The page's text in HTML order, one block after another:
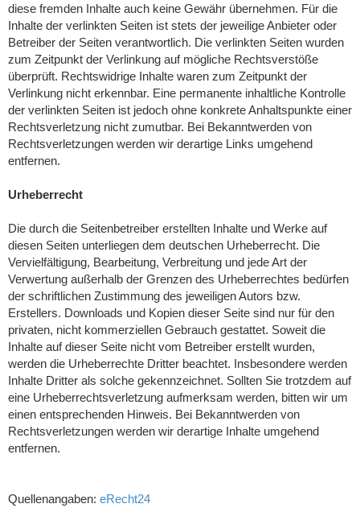
diese fremden Inhalte auch keine Gewähr übernehmen. Für die
Inhalte der verlinkten Seiten ist stets der jeweilige Anbieter oder
Betreiber der Seiten verantwortlich. Die verlinkten Seiten wurden
zum Zeitpunkt der Verlinkung auf mögliche Rechtsverstöße
überprüft. Rechtswidrige Inhalte waren zum Zeitpunkt der
Verlinkung nicht erkennbar. Eine permanente inhaltliche Kontrolle
der verlinkten Seiten ist jedoch ohne konkrete Anhaltspunkte einer
Rechtsverletzung nicht zumutbar. Bei Bekanntwerden von
Rechtsverletzungen werden wir derartige Links umgehend
entfernen.
Urheberrecht
Die durch die Seitenbetreiber erstellten Inhalte und Werke auf
diesen Seiten unterliegen dem deutschen Urheberrecht. Die
Vervielfältigung, Bearbeitung, Verbreitung und jede Art der
Verwertung außerhalb der Grenzen des Urheberrechtes bedürfen
der schriftlichen Zustimmung des jeweiligen Autors bzw.
Erstellers. Downloads und Kopien dieser Seite sind nur für den
privaten, nicht kommerziellen Gebrauch gestattet. Soweit die
Inhalte auf dieser Seite nicht vom Betreiber erstellt wurden,
werden die Urheberrechte Dritter beachtet. Insbesondere werden
Inhalte Dritter als solche gekennzeichnet. Sollten Sie trotzdem auf
eine Urheberrechtsverletzung aufmerksam werden, bitten wir um
einen entsprechenden Hinweis. Bei Bekanntwerden von
Rechtsverletzungen werden wir derartige Inhalte umgehend
entfernen.
Quellenangaben: eRecht24